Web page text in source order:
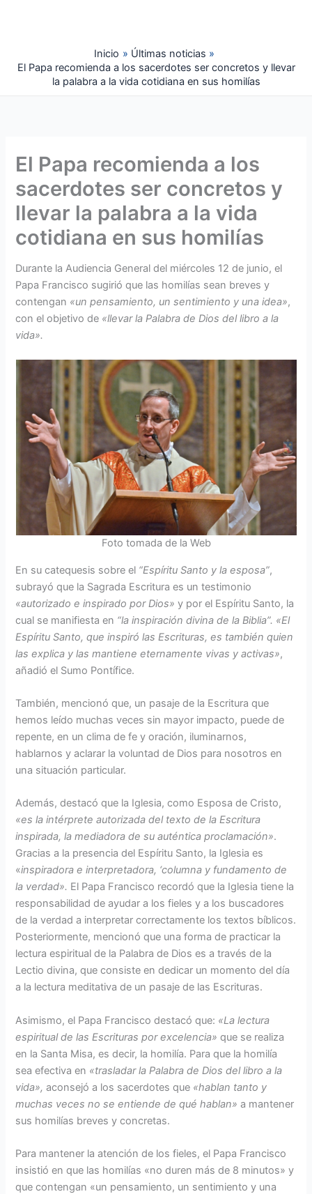
Inicio
Últimas noticias
El Papa recomienda a los sacerdotes ser concretos y llevar
la palabra a la vida cotidiana en sus homilías
El Papa recomienda a los
sacerdotes ser concretos y
llevar la palabra a la vida
cotidiana en sus homilías
Durante la Audiencia General del miércoles 12 de junio, el
Papa Francisco sugirió que las homilías sean breves y
contengan «un pensamiento, un sentimiento y una idea»,
con el objetivo de «llevar la Palabra de Dios del libro a la
vida».
Foto tomada de la Web
En su catequesis sobre el “Espíritu Santo y la esposa”,
subrayó que la Sagrada Escritura es un testimonio
«autorizado e inspirado por Dios» y por el Espíritu Santo, la
cual se manifiesta en “la inspiración divina de la Biblia”. «El
Espíritu Santo, que inspiró las Escrituras, es también quien
las explica y las mantiene eternamente vivas y activas»,
añadió el Sumo Pontífice.
También, mencionó que, un pasaje de la Escritura que
hemos leído muchas veces sin mayor impacto, puede de
repente, en un clima de fe y oración, iluminarnos,
hablarnos y aclarar la voluntad de Dios para nosotros en
una situación particular.
Además, destacó que la Iglesia, como Esposa de Cristo,
«es la intérprete autorizada del texto de la Escritura
inspirada, la mediadora de su auténtica proclamación».
Gracias a la presencia del Espíritu Santo, la Iglesia es
«inspiradora e interpretadora, ‘columna y fundamento de
la verdad». El Papa Francisco recordó que la Iglesia tiene la
responsabilidad de ayudar a los fieles y a los buscadores
de la verdad a interpretar correctamente los textos bíblicos.
Posteriormente, mencionó que una forma de practicar la
lectura espiritual de la Palabra de Dios es a través de la
Lectio divina, que consiste en dedicar un momento del día
a la lectura meditativa de un pasaje de las Escrituras.
Asimismo, el Papa Francisco destacó que: «La lectura
espiritual de las Escrituras por excelencia» que se realiza
en la Santa Misa, es decir, la homilía. Para que la homilía
sea efectiva en «trasladar la Palabra de Dios del libro a la
vida», aconsejó a los sacerdotes que «hablan tanto y
muchas veces no se entiende de qué hablan» a mantener
sus homilías breves y concretas.
Para mantener la atención de los fieles, el Papa Francisco
insistió en que las homilías «no duren más de 8 minutos» y
que contengan «un pensamiento, un sentimiento y una